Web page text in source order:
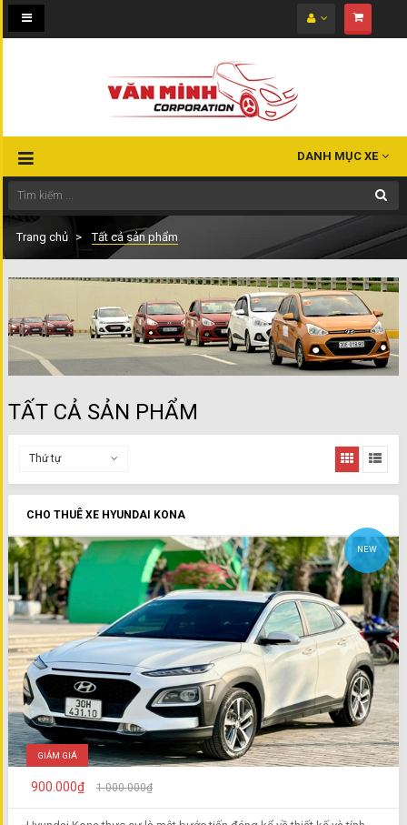
Toggle
navigation
DANH MỤC XE
Trang chủ Tất cả sản phẩm
TẤT CẢ SẢN PHẨM
Thứ tự
CHO THUÊ XE HYUNDAI KONA
NEW
GIẢM GIÁ
900.000₫ 1.000.000₫